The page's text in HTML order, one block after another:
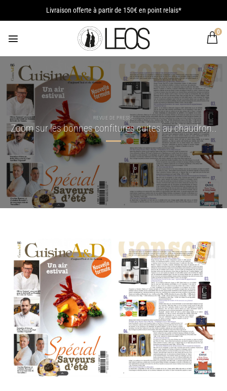
Livraison offerte à partir de 150€ en point relais*
0
REVUE DE PRESSE
Zoom sur les bonnes confitures cuites au chaudron..